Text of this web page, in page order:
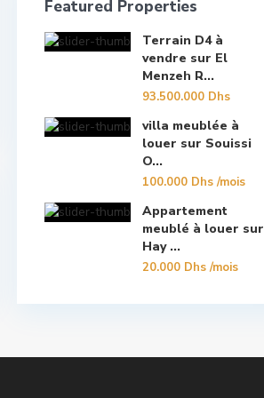
Featured Properties
Terrain D4 à
vendre sur El
Menzeh R...
93.500.000 Dhs
villa meublée à
louer sur Souissi
O...
100.000 Dhs/mois
Appartement
meublé à louer sur
Hay ...
20.000 Dhs/mois